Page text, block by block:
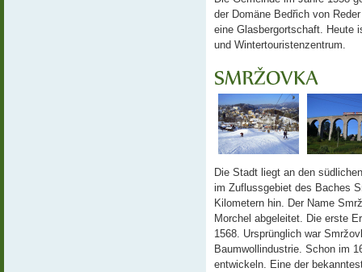
der Domäne Bedřich von
eine Glasbergortschaft. Heute
und Wintertouristenzentrum.
Die Stadt liegt an den
im Zuflussgebiet des Baches
Kilometern hin. Der Name
Morchel abgeleitet. Die erste
1568. Ursprünglich war
Baumwollindustrie. Schon im
entwickeln. Eine der